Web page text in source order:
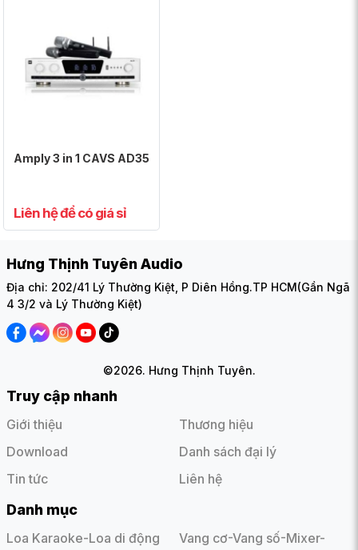
Amply 3 in 1 CAVS AD35
Liên hệ để có giá sỉ
Hưng Thịnh Tuyên Audio
Địa chỉ: 202/41 Lý Thường Kiệt, P Diên Hồng.TP HCM(Gần Ngã
4 3/2 và Lý Thường Kiệt)
©2026. Hưng Thịnh Tuyên.
Truy cập nhanh
Giới thiệu
Thương hiệu
Download
Danh sách đại lý
Tin tức
Liên hệ
Danh mục
Loa Karaoke-Loa di động
Vang cơ-Vang số-Mixer-